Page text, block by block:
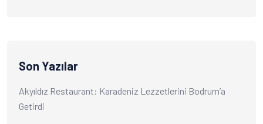
Son Yazılar
Akyıldız Restaurant: Karadeniz Lezzetlerini Bodrum’a
Getirdi